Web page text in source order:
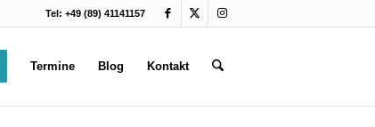
Tel: +49 (89) 41141157
Termine Blog Kontakt